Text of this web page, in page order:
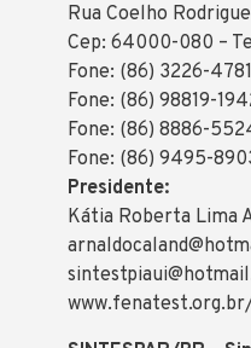
Rua Coelho
Cep: 64000-080 –
Fone: (86) 3226-4781
Fone: (86) 98819-
Fone: (86) 8886-
Fone: (86) 9495-
Presidente:
Kátia Roberta Lima